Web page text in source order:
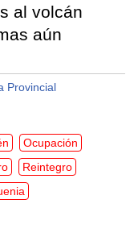
al volcán
aún
Provincial
Ocupación
Reintegro